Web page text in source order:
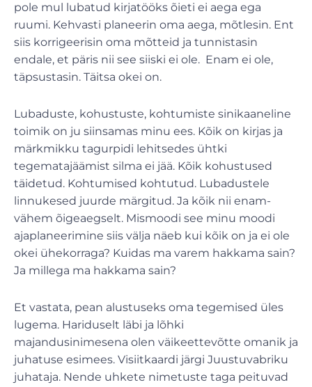
pole mul lubatud kirjatööks õieti ei aega ega
ruumi. Kehvasti planeerin oma aega, mõtlesin. Ent
siis korrigeerisin oma mõtteid ja tunnistasin
endale, et päris nii see siiski ei ole. Enam ei ole,
täpsustasin. Täitsa okei on.
Lubaduste, kohustuste, kohtumiste sinikaaneline
toimik on ju siinsamas minu ees. Kõik on kirjas ja
märkmikku tagurpidi lehitsedes ühtki
tegematajäämist silma ei jää. Kõik kohustused
täidetud. Kohtumised kohtutud. Lubadustele
linnukesed juurde märgitud. Ja kõik nii enam-
vähem õigeaegselt. Mismoodi see minu moodi
ajaplaneerimine siis välja näeb kui kõik on ja ei ole
okei ühekorraga? Kuidas ma varem hakkama sain?
Ja millega ma hakkama sain?
Et vastata, pean alustuseks oma tegemised üles
lugema. Hariduselt läbi ja lõhki
majandusinimesena olen väikeettevõtte omanik ja
juhatuse esimees. Visiitkaardi järgi Juustuvabriku
juhataja. Nende uhkete nimetuste taga peituvad